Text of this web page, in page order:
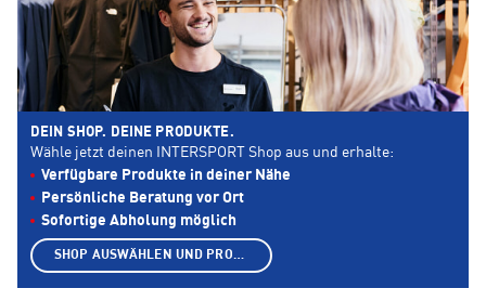
DEIN SHOP. DEINE PRODUKTE.
Wähle jetzt deinen INTERSPORT Shop aus und erhalte:
Verfügbare Produkte in deiner Nähe
Persönliche Beratung vor Ort
Sofortige Abholung möglich
SHOP AUSWÄHLEN UND PRODUKTE ANZEIGEN